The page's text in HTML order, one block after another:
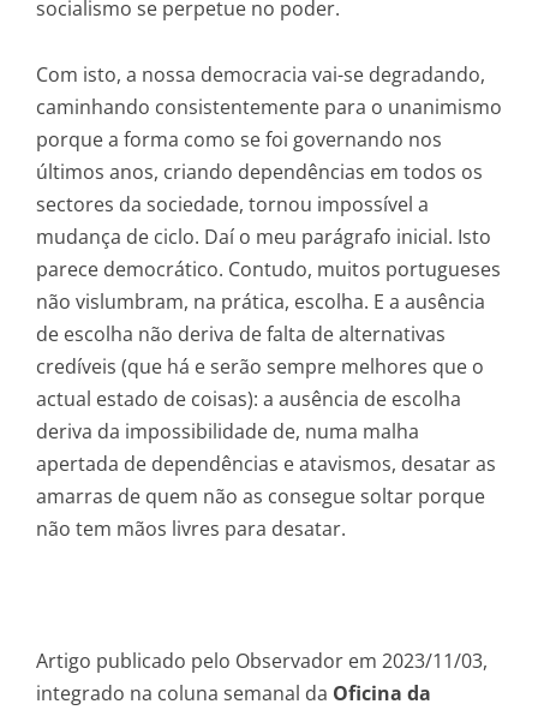
socialismo se perpetue no poder.
Com isto, a nossa democracia vai-se degradando,
caminhando consistentemente para o unanimismo
porque a forma como se foi governando nos
últimos anos, criando dependências em todos os
sectores da sociedade, tornou impossível a
mudança de ciclo. Daí o meu parágrafo inicial. Isto
parece democrático. Contudo, muitos portugueses
não vislumbram, na prática, escolha. E a ausência
de escolha não deriva de falta de alternativas
credíveis (que há e serão sempre melhores que o
actual estado de coisas): a ausência de escolha
deriva da impossibilidade de, numa malha
apertada de dependências e atavismos, desatar as
amarras de quem não as consegue soltar porque
não tem mãos livres para desatar.
Artigo publicado pelo Observador em 2023/11/03,
integrado na coluna semanal da Oficina da